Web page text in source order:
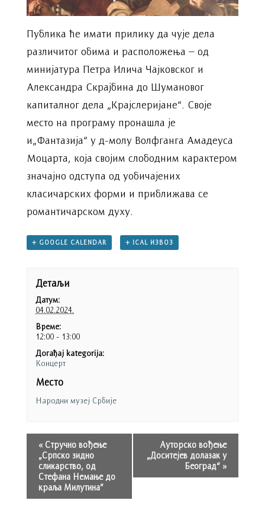
Публика ће имати прилику да чује дела
различитог обима и расположења – од
минијатура Петра Илича Чајковског и
Александра Скрајбина до Шумановог
капиталног дела „Крајслеријане“. Своје
место на програму пронашла је
и„Фантазија“ у д-молу Волфганга Амадеуса
Моцарта, која својим слободним карактером
значајно одступа од уобичајених
класичарских форми и приближава се
романтичарском духу.
+ GOOGLE CALENDAR + ICAL ИЗВОЗ
Детаљи
Датум:
04.02.2024.
Време:
12:00 - 13:00
Догађај kategorija:
Концерт
Место
Народни музеј Србије
«Стручно вођење
„Српско зидно
сликарство, од
Стефана Немање до
краља Милутина”
Ауторско вођење
„Доситејев долазак у
Београд“ »